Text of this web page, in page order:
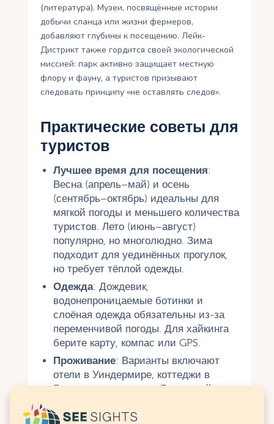
(литература). Музеи, посвящённые истории
добычи сланца или жизни фермеров,
добавляют глубины к посещению. Лейк-
Дистрикт также гордится своей экологической
миссией: парк активно защищает местную
флору и фауну, а туристов призывают
следовать принципу «не оставлять следов».
Практические советы для
туристов
Лучшее время для посещения:
Весна (апрель–май) и осень
(сентябрь–октябрь) идеальны для
мягкой погоды и меньшего количества
туристов. Лето (июнь–август)
популярно, но многолюдно. Зима
подходит для уединённых прогулок,
но требует тёплой одежды.
Одежда: Дождевик,
водонепроницаемые ботинки и
слоёная одежда обязательны из-за
переменчивой погоды. Для хайкинга
берите карту, компас или GPS.
Проживание: Варианты включают
отели в Уиндермире, коттеджи в
Грасмире, кемпинги в Борроудейле
заранее, особенно летом.